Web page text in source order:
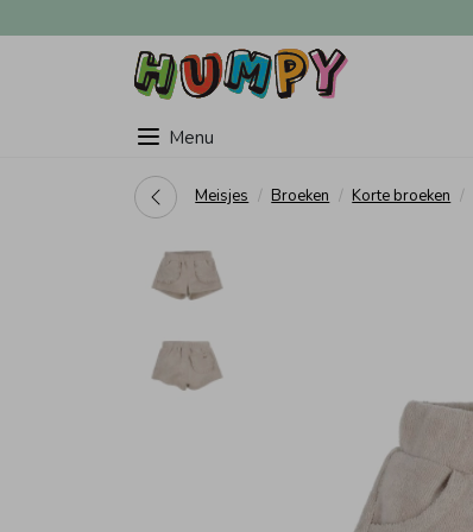
Menu
Meisjes Broeken Korte broeken